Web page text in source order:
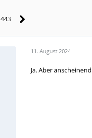
443
11. August 2024
Ja. Aber